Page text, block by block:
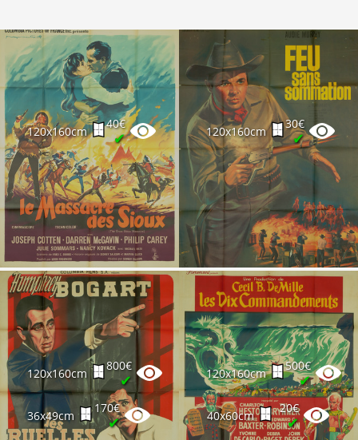
120x160cm
40€
✔ 120x160cm
30€
✔
120x160cm
800€
✔
36x49cm
170€
✔
120x160cm
500€
✔
40x60cm
20€
✔